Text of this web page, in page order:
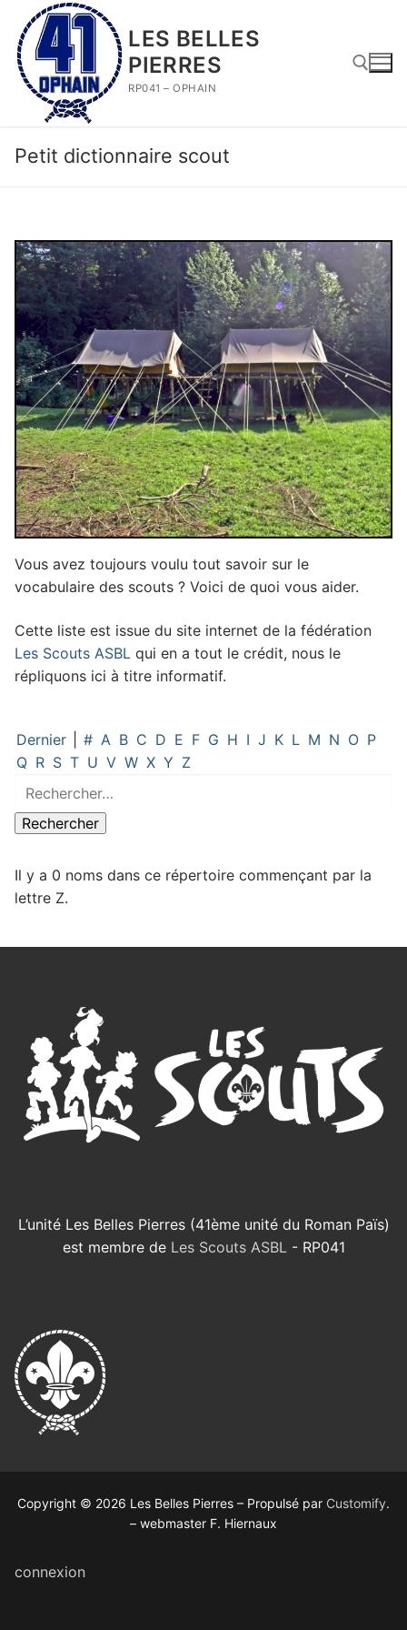
contenu
LES BELLES
PIERRES
RP041 – OPHAIN
Petit dictionnaire scout
Vous avez toujours voulu tout savoir sur le
vocabulaire des scouts ? Voici de quoi vous aider.
Cette liste est issue du site internet de la fédération
Les Scouts ASBL qui en a tout le crédit, nous le
répliquons ici à titre informatif.
Dernier # A B C D E F G H I J K L M N O P
Q R S T U V W X Y Z
Il y a 0 noms dans ce répertoire commençant par la
lettre Z.
L’unité Les Belles Pierres (41ème unité du Roman Païs)
est membre de Les Scouts ASBL- RP041
Copyright © 2026 Les Belles Pierres – Propulsé par Customify.
– webmaster F. Hiernaux
connexion